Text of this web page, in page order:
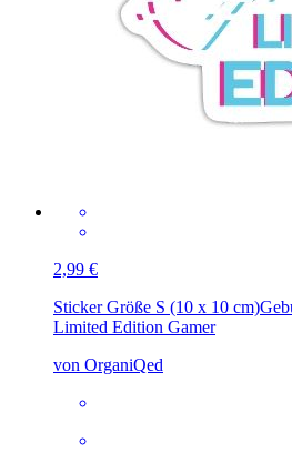
2,99 €
Sticker Größe S (10 x 10 cm)
Limited Edition Gamer
von OrganiQed